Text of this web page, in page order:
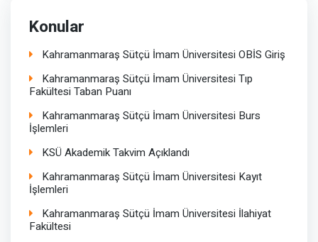
Konular
Kahramanmaraş Sütçü İmam Üniversitesi OBİS Giriş
Kahramanmaraş Sütçü İmam Üniversitesi Tıp
Fakültesi Taban Puanı
Kahramanmaraş Sütçü İmam Üniversitesi Burs
İşlemleri
KSÜ Akademik Takvim Açıklandı
Kahramanmaraş Sütçü İmam Üniversitesi Kayıt
İşlemleri
Kahramanmaraş Sütçü İmam Üniversitesi İlahiyat
Fakültesi